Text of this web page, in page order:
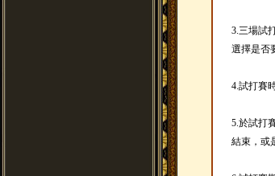
3.三場試
選擇是否
4.試打賽
5.於試打
結束，或